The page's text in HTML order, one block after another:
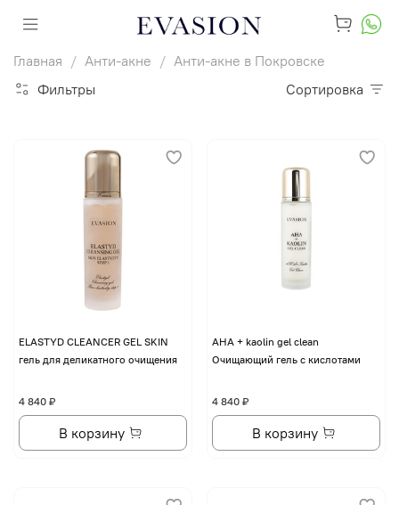
Главная Анти-акне
Анти-акне в Покровске
Фильтры
Сортировка
ELASTYD CLEANCER GEL SKIN
гель для деликатного очищения
4 840 ₽
В корзину
AHA + kaolin gel clean
Очищающий гель с кислотами
4 840 ₽
В корзину